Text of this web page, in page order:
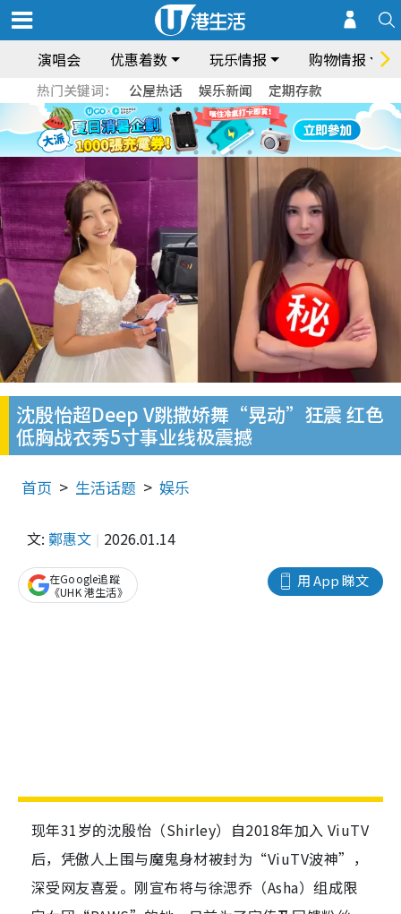
演唱会 优惠着数 玩乐情报 购物情报
热门关键词： 公屋热话 娱乐新闻 定期存款
沈殷怡超Deep V跳撒娇舞“晃动”狂震 红色
低胸战衣秀5寸事业线极震撼
首页 生活话题 娱乐
文: 鄭惠文 2026.01.14
用 App 睇文
在Google追蹤
《UHK 港生活》
现年31岁的沈殷怡（Shirley）自2018年加入 ViuTV
后，凭傲人上围与魔鬼身材被封为“ViuTV波神”，
深受网友喜爱。刚宣布将与徐㴓乔（Asha）组成限